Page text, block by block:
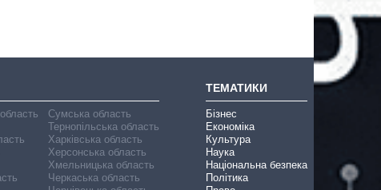
Сумська область
Тернопільська область
Харківська область
Херсонська область
Хмельницька область
Черкаська область
ТЕМАТИКИ
Бізнес
Економіка
Культура
Наука
Національна безпека
Політика